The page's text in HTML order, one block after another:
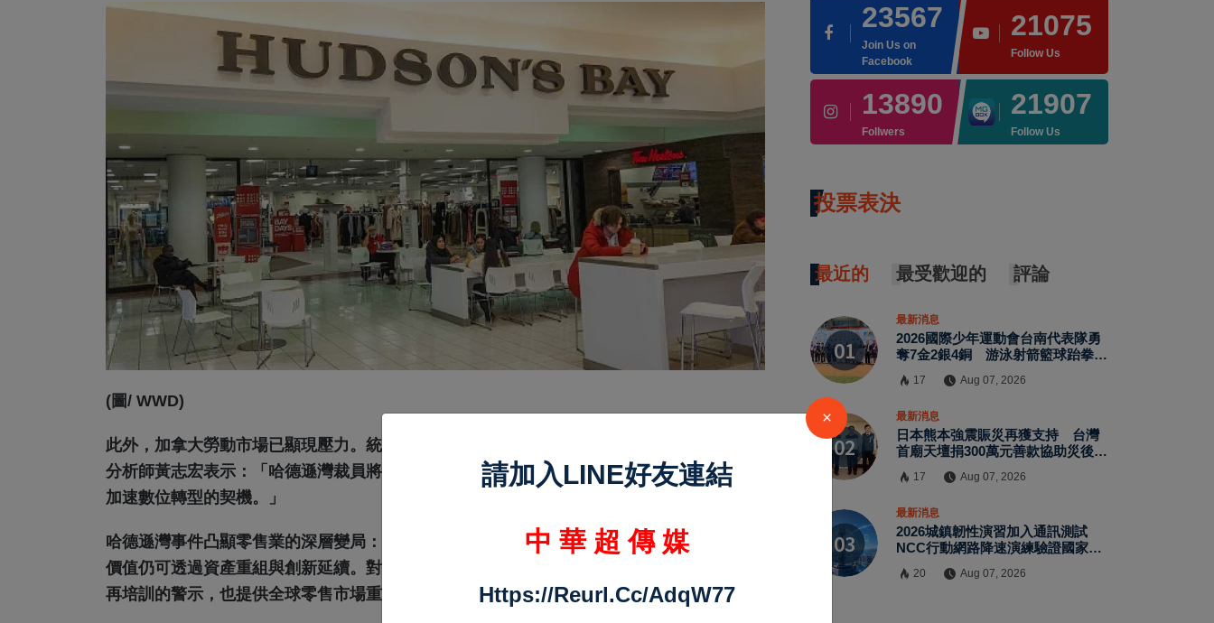
(圖/ WWD)
此外，加拿大勞動市場已顯現壓力。統計顯示，4月失業率升至6.9%，創近半年新高。經濟
分析師黃志宏表示：「哈德遜灣裁員將進一步增加勞動市場壓力，但也是促使零售業重整、
加速數位轉型的契機。」
哈德遜灣事件凸顯零售業的深層變局：百年品牌雖面臨實體店消失的命運，但其歷史與品牌
價值仍可透過資產重組與創新延續。對加拿大零售業而言，這是數位轉型、品牌重塑與人才
再培訓的警示，也提供全球零售市場重要參考案例。
23567
Join Us on
Facebook
21075
Follow Us
13890
Follwers
21907
Follow Us
投票表決
最近的 最受歡迎的 評論
最新消息
2026國際少年運動會台南代表隊勇
奪7金2銀4銅 游泳射箭籃球跆拳道
17 Aug 07, 2026
最新消息
日本熊本強震賑災再獲支持 台灣
首廟天壇捐300萬元善款協助災後復
17 Aug 07, 2026
最新消息
2026城鎮韌性演習加入通訊測試
NCC行動網路降速演練驗證國家通
20 Aug 07, 2026
×
請加入LINE好友連結
中 華 超 傳 媒
Https://reurl.cc/adqW77